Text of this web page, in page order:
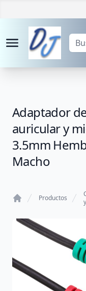
Adaptador
auricular y
3.5mm
Macho
Productos